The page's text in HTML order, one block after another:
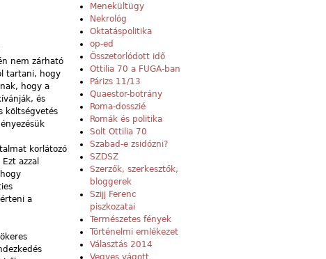
nem zárható
tartani, hogy
hogy a
és
költségvetés
korlátozó
azzal
a
Menekültügy
Nekrológ
Oktatáspolitika
op-ed
Összetorlódott idő
Ottilia 70 a FUGA-ban
Párizs 11/13
Quaestor-botrány
Roma-dosszié
Romák és politika
Solt Ottilia 70
Szabad-e zsidózni?
SZDSZ
Szerzők, szerkesztők,
bloggerek
Szijj Ferenc
piszkozatai
Természetes fények
Történelmi emlékezet
Választás 2014
Vegyes vágott